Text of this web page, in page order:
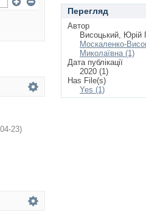
23)
Перегляд
Автор
Висоцький, Юрій
Москаленко-
Миколаївна (1)
Дата публікації
2020 (1)
Has File(s)
Yes (1)